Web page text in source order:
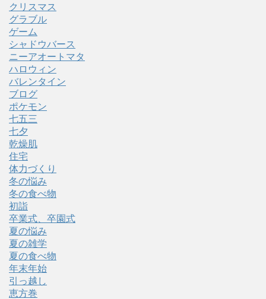
クリスマス
グラブル
ゲーム
シャドウバース
ニーアオートマタ
ハロウィン
バレンタイン
ブログ
ポケモン
七五三
七夕
乾燥肌
住宅
体力づくり
冬の悩み
冬の食べ物
初詣
卒業式、卒園式
夏の悩み
夏の雑学
夏の食べ物
年末年始
引っ越し
恵方巻